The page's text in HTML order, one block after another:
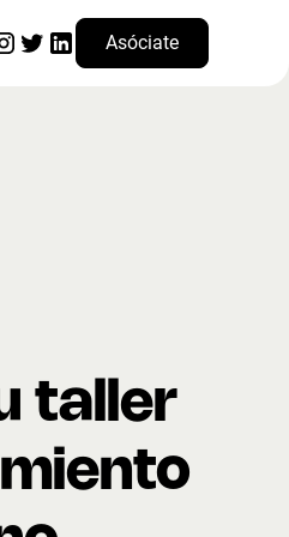
Asóciate
taller